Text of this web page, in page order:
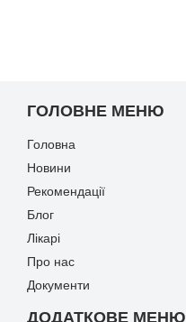
ГОЛОВНЕ МЕНЮ
Головна
Новини
Рекомендації
Блог
Лікарі
Про нас
Документи
ДОДАТКОВЕ МЕНЮ